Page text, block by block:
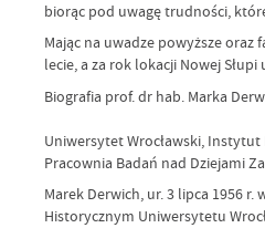
biorąc pod uwagę trudności,
Mając na uwadze powyższe oraz
lecie, a za rok lokacji Nowej Słupi
Biografia prof. dr hab. Marka
Uniwersytet Wrocławski,
Pracownia Badań nad Dziejami
Marek Derwich, ur. 3 lipca 1956
Historycznym Uniwersytetu